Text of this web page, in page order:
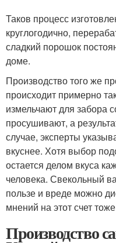
Таков процесс
круглогодично,
сладкий порошок
доме.
Производство того же
происходит примерно
измельчают для забора
просушивают, а
случае, эксперты
вкуснее. Хотя выбор
остается делом вкуса
человека. Свекольный
пользе и вреде можно
мнений на этот счет
Производство